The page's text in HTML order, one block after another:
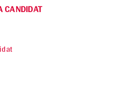
CANDIDAT